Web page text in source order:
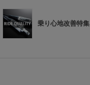
乗り心地改善特集